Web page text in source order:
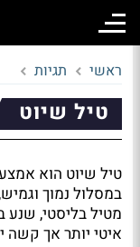
ראשי תגיות
טיל שיוט
טיל שיוט הוא
במסלול נמוך
מטיל בליסטי, שנע
איטי יותר אך קשה